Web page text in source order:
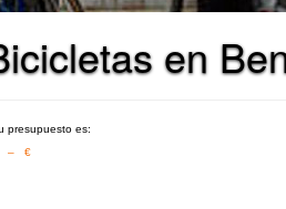
en
presupuesto es:
– €